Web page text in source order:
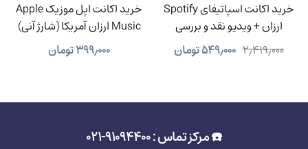
خرید اکانت اسپاتیفای Spotify
ارزان + ویدیو نقد و بررسی
۲٫۴۱۹٫۰۰۰ ۵۴۹٫۰۰۰تومان
خرید اکانت اپل موزیک Apple
Music ارزان آمریکا (شارژ آنی)
۳۹۹٫۰۰۰تومان
☎️ مرکز تماس : 91094400-021